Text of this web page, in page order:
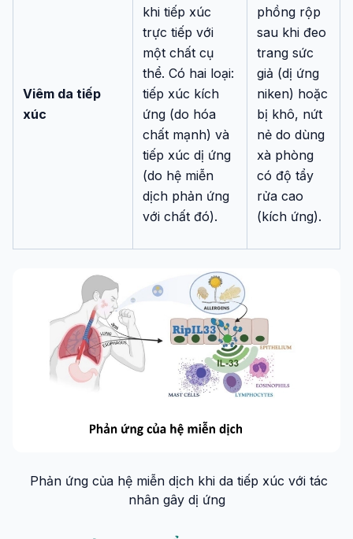
Viêm da tiếp
xúc
khi tiếp xúc
trực tiếp với
một chất cụ
thể. Có hai loại:
tiếp xúc kích
ứng (do hóa
chất mạnh) và
tiếp xúc dị ứng
(do hệ miễn
dịch phản ứng
với chất đó).
phồng rộp
sau khi đeo
trang sức
giả (dị ứng
niken) hoặc
bị khô, nứt
nẻ do dùng
xà phòng
có độ tẩy
rửa cao
(kích ứng).
Phản ứng của hệ miễn dịch khi da tiếp xúc với tác
nhân gây dị ứng